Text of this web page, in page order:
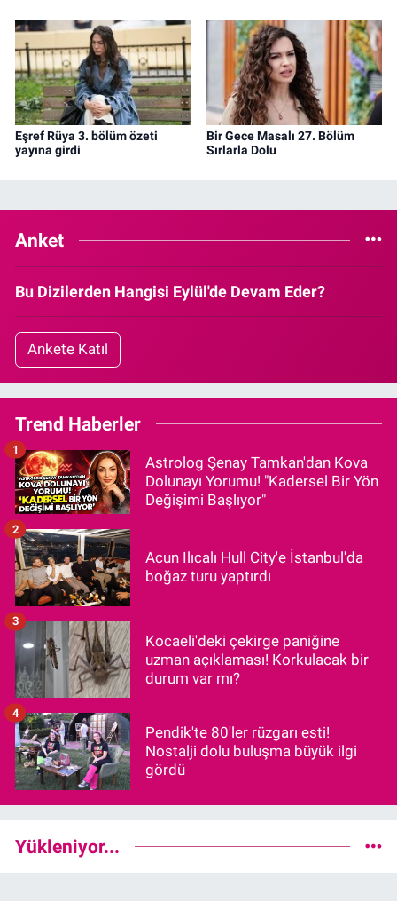
Eşref Rüya 3. bölüm özeti
yayına girdi
Bir Gece Masalı 27. Bölüm
Sırlarla Dolu
Anket
Bu Dizilerden Hangisi Eylül'de Devam Eder?
Ankete Katıl
Trend Haberler
Astrolog Şenay Tamkan'dan Kova
Dolunayı Yorumu! "Kadersel Bir Yön
Değişimi Başlıyor"
1
Acun Ilıcalı Hull City'e İstanbul'da
boğaz turu yaptırdı
2
Kocaeli'deki çekirge paniğine
uzman açıklaması! Korkulacak bir
durum var mı?
3
Pendik'te 80'ler rüzgarı esti!
Nostalji dolu buluşma büyük ilgi
gördü
4
Yükleniyor...